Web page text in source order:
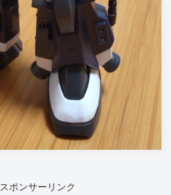
スポンサーリンク